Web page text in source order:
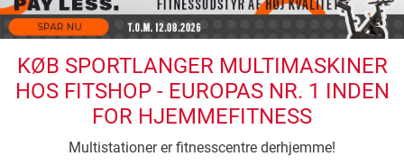
KØB SPORTLANGER MULTIMASKINER
HOS FITSHOP - EUROPAS NR. 1 INDEN
FOR HJEMMEFITNESS
Multistationer er fitnesscentre derhjemme!